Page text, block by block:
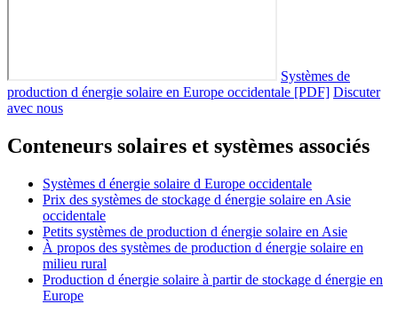
Systèmes de
production d énergie solaire en Europe occidentale [PDF] Discuter
avec nous
Conteneurs solaires et systèmes associés
Systèmes d énergie solaire d Europe occidentale
Prix des systèmes de stockage d énergie solaire en Asie
occidentale
Petits systèmes de production d énergie solaire en Asie
À propos des systèmes de production d énergie solaire en
milieu rural
Production d énergie solaire à partir de stockage d énergie en
Europe